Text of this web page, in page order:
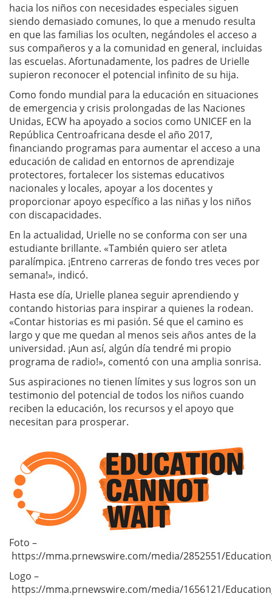
hacia los niños con necesidades especiales siguen
siendo demasiado comunes, lo que a menudo resulta
en que las familias los oculten, negándoles el acceso a
sus compañeros y a la comunidad en general, incluidas
las escuelas. Afortunadamente, los padres de Urielle
supieron reconocer el potencial infinito de su hija.
Como fondo mundial para la educación en situaciones
de emergencia y crisis prolongadas de las Naciones
Unidas, ECW ha apoyado a socios como UNICEF en la
República Centroafricana desde el año 2017,
financiando programas para aumentar el acceso a una
educación de calidad en entornos de aprendizaje
protectores, fortalecer los sistemas educativos
nacionales y locales, apoyar a los docentes y
proporcionar apoyo específico a las niñas y los niños
con discapacidades.
En la actualidad, Urielle no se conforma con ser una
estudiante brillante. «También quiero ser atleta
paralímpica. ¡Entreno carreras de fondo tres veces por
semana!», indicó.
Hasta ese día, Urielle planea seguir aprendiendo y
contando historias para inspirar a quienes la rodean.
«Contar historias es mi pasión. Sé que el camino es
largo y que me quedan al menos seis años antes de la
universidad. ¡Aun así, algún día tendré mi propio
programa de radio!», comentó con una amplia sonrisa.
Sus aspiraciones no tienen límites y sus logros son un
testimonio del potencial de todos los niños cuando
reciben la educación, los recursos y el apoyo que
necesitan para prosperar.
Foto –
https://mma.prnewswire.com/media/2852551/
Logo –
https://mma.prnewswire.com/media/1656121/